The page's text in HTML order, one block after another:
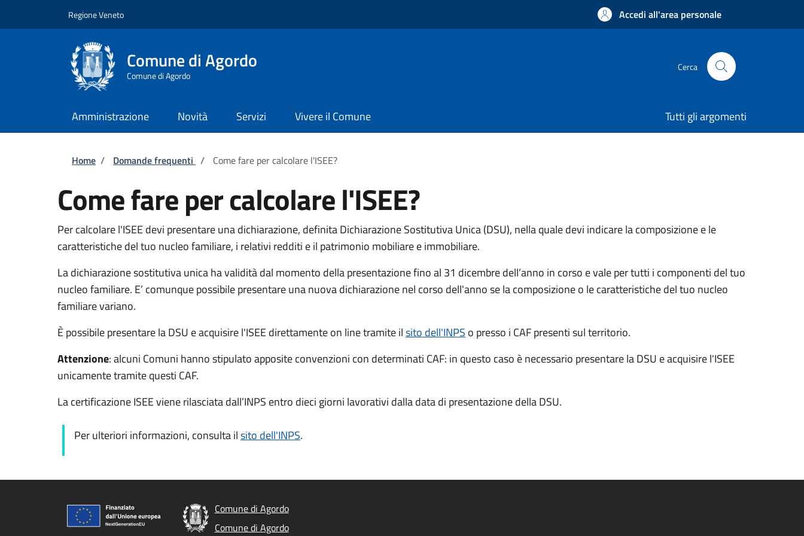
Regione Veneto Accedi all'area personale
Comune di Agordo
Comune di Agordo
Cerca
Amministrazione Novità Servizi Vivere il Comune Tutti gli argomenti
Briciole di pane
Home / Domande frequenti / Come fare per calcolare l'ISEE?
Come fare per calcolare l'ISEE?
Per calcolare l'ISEE devi presentare una dichiarazione, definita Dichiarazione Sostitutiva Unica (DSU), nella quale devi indicare la composizione e le
caratteristiche del tuo nucleo familiare, i relativi redditi e il patrimonio mobiliare e immobiliare.
La dichiarazione sostitutiva unica ha validità dal momento della presentazione fino al 31 dicembre dell’anno in corso e vale per tutti i componenti del tuo
nucleo familiare. E’ comunque possibile presentare una nuova dichiarazione nel corso dell'anno se la composizione o le caratteristiche del tuo nucleo
familiare variano.
È possibile presentare la DSU e acquisire l'ISEE direttamente on line tramite ilsito dell'INPS o presso i CAF presenti sul territorio.
Attenzione: alcuni Comuni hanno stipulato apposite convenzioni con determinati CAF: in questo caso è necessario presentare la DSU e acquisire l'ISEE
unicamente tramite questi CAF.
La certificazione ISEE viene rilasciata dall’INPS entro dieci giorni lavorativi dalla data di presentazione della DSU.
Per ulteriori informazioni, consulta ilsito dell'INPS.
Comune di Agordo
Comune di Agordo